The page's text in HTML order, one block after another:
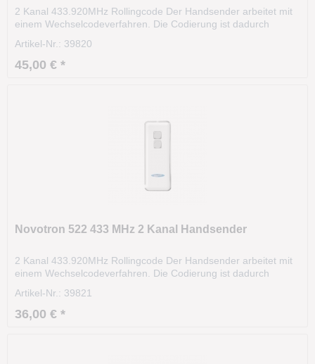
2 Kanal 433.920MHz Rollingcode Der Handsender arbeitet mit
einem Wechselcodeverfahren. Die Codierung ist dadurch
bestimmten Regel (Algorithmus). Die Sendereichweite beträgt
ca. 35m und kann sogar aus dem KFZ heraus...
Artikel-Nr.: 39820
45,00 € *
Novotron 522 433 MHz 2 Kanal Handsender
2 Kanal 433.920MHz Rollingcode Der Handsender arbeitet mit
einem Wechselcodeverfahren. Die Codierung ist dadurch
bestimmten Regel (Algorithmus). Die Sendereichweite beträgt
ca. 35m und kann sogar aus dem KFZ heraus...
Artikel-Nr.: 39821
36,00 € *